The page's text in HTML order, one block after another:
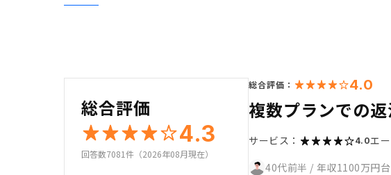
総合評価
4.3
回答数7081件（2026年08月現在）
総合評価： 4.0
複数プランでの
サービス： 4.0エ
40代前半 / 年収1100万円台